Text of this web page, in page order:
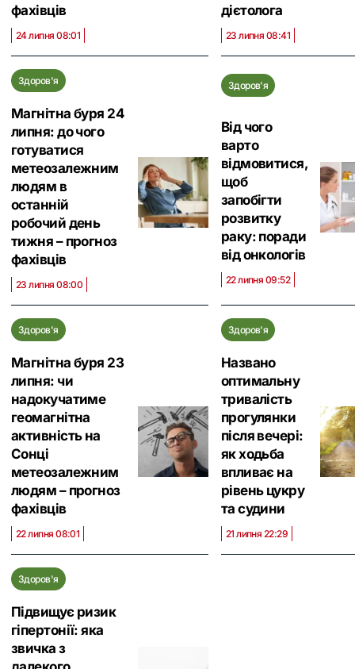
фахівців
24 липня 08:01
дієтолога
23 липня 08:41
Здоров'я
Магнітна буря 24
липня: до чого
готуватися
метеозалежним
людям в
останній
робочий день
тижня – прогноз
фахівців
23 липня 08:00
Здоров'я
Від чого
варто
відмовитися,
щоб
запобігти
розвитку
раку: поради
від онкологів
22 липня 09:52
Здоров'я
Магнітна буря 23
липня: чи
надокучатиме
геомагнітна
активність на
Сонці
метеозалежним
людям – прогноз
фахівців
22 липня 08:01
Здоров'я
Названо
оптимальну
тривалість
прогулянки
після вечері:
як ходьба
впливає на
рівень цукру
та судини
21 липня 22:29
Здоров'я
Підвищує ризик
гіпертонії: яка
звичка з